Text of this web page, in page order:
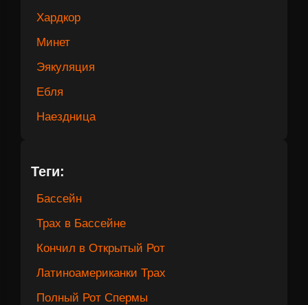
Хардкор
Минет
Эякуляция
Ебля
Наездница
Теги:
Бассейн
Трах в Бассейне
Кончил в Открытый Рот
Латиноамериканки Трах
Полный Рот Спермы